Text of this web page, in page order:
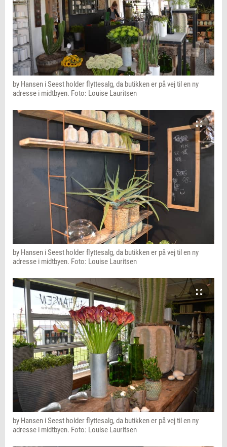
by Hansen i Seest holder flyttesalg, da butikken er på vej til en ny
adresse i midtbyen. Foto: Louise Lauritsen
by Hansen i Seest holder flyttesalg, da butikken er på vej til en ny
adresse i midtbyen. Foto: Louise Lauritsen
by Hansen i Seest holder flyttesalg, da butikken er på vej til en ny
adresse i midtbyen. Foto: Louise Lauritsen